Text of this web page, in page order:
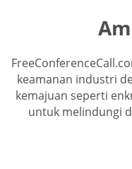
keamanan industri
kemajuan seperti
untuk melindungi